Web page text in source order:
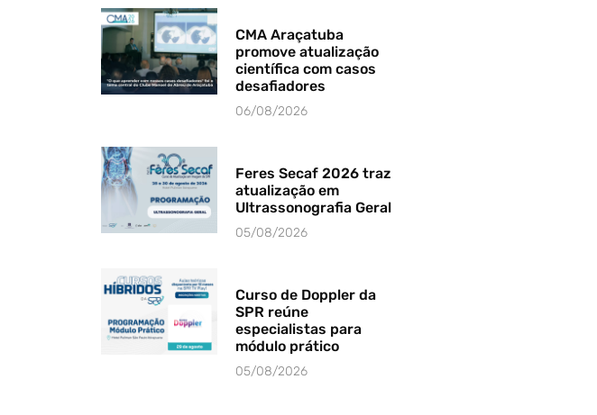
CMA Araçatuba
promove atualização
científica com casos
desafiadores
06/08/2026
Feres Secaf 2026 traz
atualização em
Ultrassonografia Geral
05/08/2026
Curso de Doppler da
SPR reúne
especialistas para
módulo prático
05/08/2026